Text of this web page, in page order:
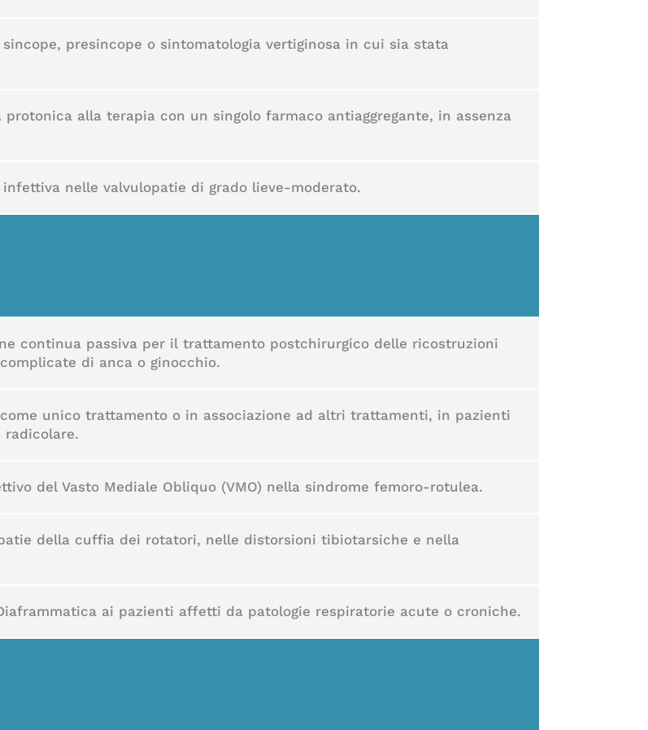
presincope o sintomatologia vertiginosa in cui sia stata
alla terapia con un singolo farmaco antiaggregante, in assenza
nelle valvulopatie di grado lieve-moderato.
continua passiva per il trattamento postchirurgico delle ricostruzioni
di anca o ginocchio.
unico trattamento o in associazione ad altri trattamenti, in pazienti
radicolare.
del Vasto Mediale Obliquo (VMO) nella sindrome femoro-rotulea.
della cuffia dei rotatori, nelle distorsioni tibiotarsiche e nella
ai pazienti affetti da patologie respiratorie acute o croniche.